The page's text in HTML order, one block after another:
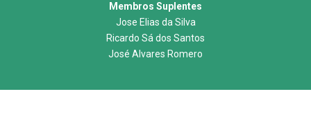
Membros Suplentes
Jose Elias da Silva
Ricardo Sá dos Santos
José Alvares Romero